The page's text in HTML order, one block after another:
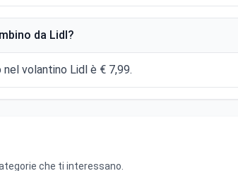
da Lidl?
volantino Lidl è € 7,99.
che ti interessano.